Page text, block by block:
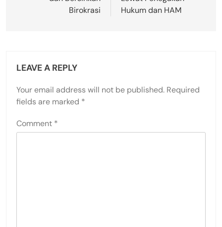
Birokrasi
Hukum dan HAM
LEAVE A REPLY
Your email address will not be published. Required
fields are marked *
Comment *